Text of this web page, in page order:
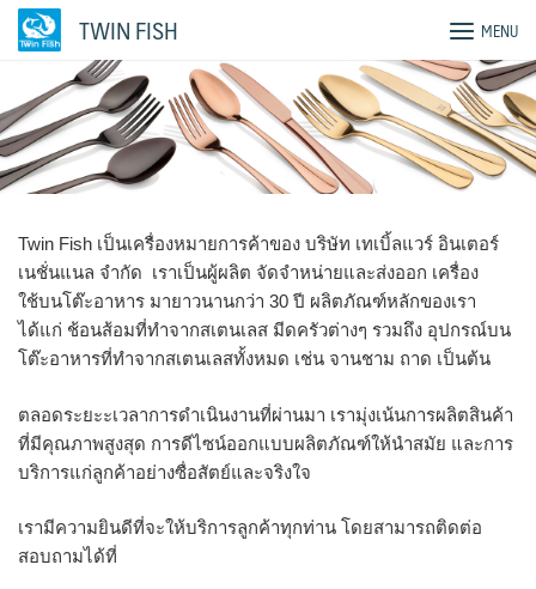
Skip
TWIN FISH MENU
Twin Fish เป็นเครื่องหมายการค้าของ บริษัท เทเบิ้ลแวร์ อินเตอร์
เนชั่นแนล จำกัด เราเป็นผู้ผลิต จัดจำหน่ายและส่งออก เครื่อง
ใช้บนโต๊ะอาหาร มายาวนานกว่า 30 ปี ผลิตภัณฑ์หลักของเรา
ได้แก่ ช้อนส้อมที่ทำจากสเตนเลส มีดครัวต่างๆ รวมถึง อุปกรณ์บน
โต๊ะอาหารที่ทำจากสเตนเลสทั้งหมด เช่น จานชาม ถาด เป็นต้น
ตลอดระยะะเวลาการดำเนินงานที่ผ่านมา เรามุ่งเน้นการผลิตสินค้า
ที่มีคุณภาพสูงสุด การดีไซน์ออกแบบผลิตภัณฑ์ให้นำสมัย และการ
บริการแก่ลูกค้าอย่างซื่อสัตย์และจริงใจ
เรามีความยินดีที่จะให้บริการลูกค้าทุกท่าน โดยสามารถติดต่อ
สอบถามได้ที่